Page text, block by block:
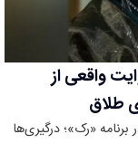
واقعی از
طلاق
«رک»؛ درگیری‌ها